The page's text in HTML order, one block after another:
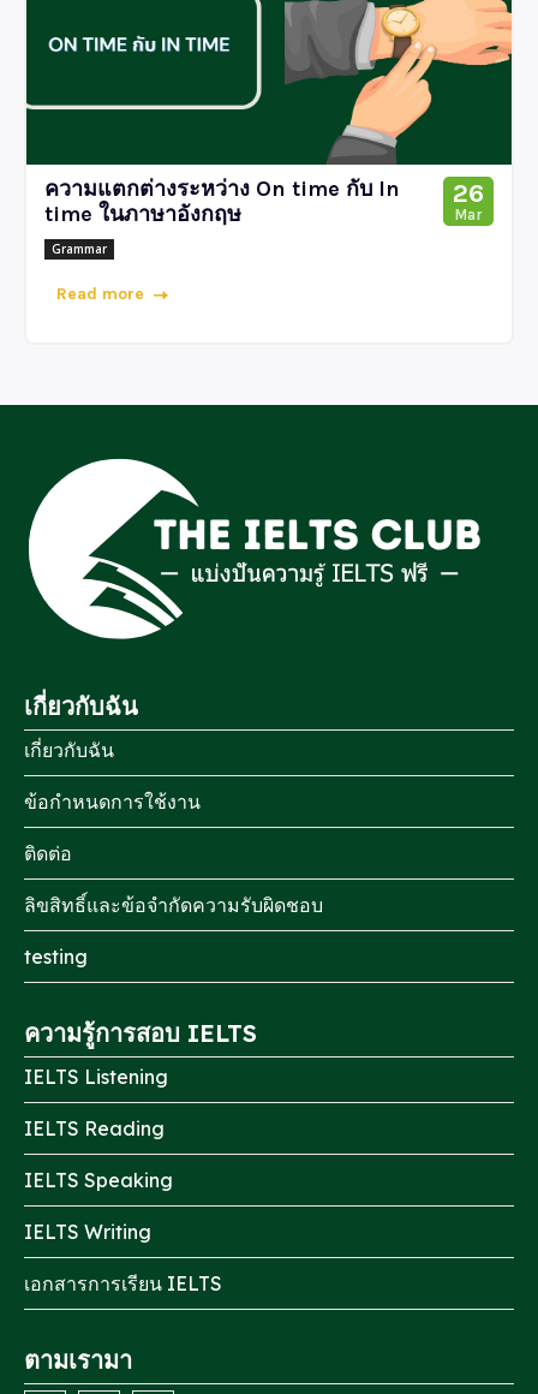
ความแตกต่างระหว่าง On time กับ In
time ในภาษาอังกฤษ
Grammar
Read more
26
Mar
เกี่ยวกับฉัน
เกี่ยวกับฉัน
ข้อกำหนดการใช้งาน
ติดต่อ
ลิขสิทธิ์และข้อจำกัดความรับผิดชอบ
testing
ความรู้การสอบ IELTS
IELTS Listening
IELTS Reading
IELTS Speaking
IELTS Writing
เอกสารการเรียน IELTS
ตามเรามา